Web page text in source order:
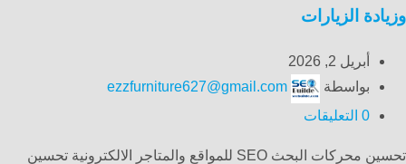
وزيادة الزيارات
أبريل 2, 2026
بواسطة
ezzfurniture627@gmail.com
0 التعليقات
تحسين محركات البحث SEO للمواقع والمتاجر الالكترونية تحسين